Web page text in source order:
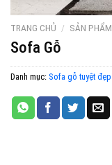
TRANG CHỦ / SẢN PHẨM
Sofa Gỗ
Danh mục: Sofa gỗ tuyệt đẹp